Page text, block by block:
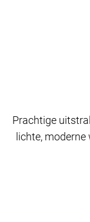
Prachtige
lichte,